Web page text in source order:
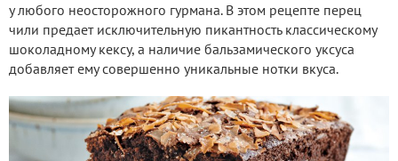
у любого неосторожного гурмана. В этом рецепте перец
чили предает исключительную пикантность классическому
шоколадному кексу, а наличие бальзамического уксуса
добавляет ему совершенно уникальные нотки вкуса.